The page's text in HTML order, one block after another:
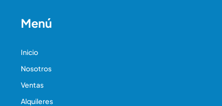
Menú
Inicio
Nosotros
Ventas
Alquileres